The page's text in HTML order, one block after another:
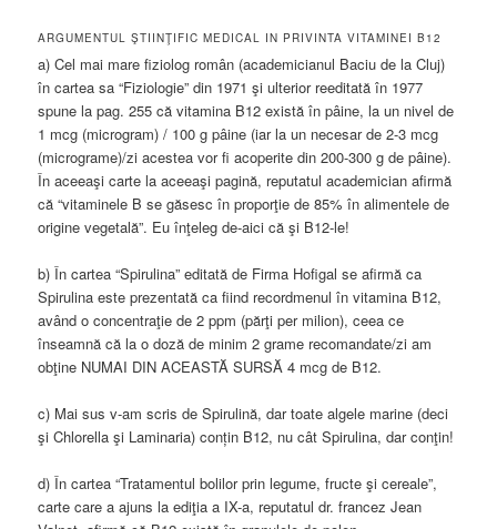
ARGUMENTUL ŞTIINŢIFIC MEDICAL IN PRIVINTA VITAMINEI B12
a) Cel mai mare fiziolog român (academicianul Baciu de la Cluj)
în cartea sa “Fiziologie” din 1971 şi ulterior reeditată în 1977
spune la pag. 255 că vitamina B12 există în pâine, la un nivel de
1 mcg (microgram) / 100 g pâine (iar la un necesar de 2-3 mcg
(micrograme)/zi acestea vor fi acoperite din 200-300 g de pâine).
În aceeaşi carte la aceeaşi pagină, reputatul academician afirmă
că “vitaminele B se găsesc în proporţie de 85% în alimentele de
origine vegetală”. Eu înţeleg de-aici că şi B12-le!
b) În cartea “Spirulina” editată de Firma Hofigal se afirmă ca
Spirulina este prezentată ca fiind recordmenul în vitamina B12,
având o concentraţie de 2 ppm (părţi per milion), ceea ce
înseamnă că la o doză de minim 2 grame recomandate/zi am
obţine NUMAI DIN ACEASTĂ SURSĂ 4 mcg de B12.
c) Mai sus v-am scris de Spirulină, dar toate algele marine (deci
şi Chlorella şi Laminaria) conțin B12, nu cât Spirulina, dar conţin!
d) În cartea “Tratamentul bolilor prin legume, fructe şi cereale”,
carte care a ajuns la ediţia a IX-a, reputatul dr. francez Jean